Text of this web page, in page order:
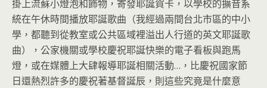
掛上流蘇小燈泡和飾物，寄發耶誕賀卡，以學校的擴音系
統在午休時間播放耶誕歌曲（我經過兩間台北市區的中小
學，都聽到從教室或公共區域裡溢出人行道的英文耶誕歌
曲），公家機關或學校慶祝耶誕快樂的電子看板與跑馬
燈，或在媒體上大肆報導耶誕相關活動…，比慶祝國家節
日還熱烈許多的慶祝著基督誕辰，則這些究竟是什麼意